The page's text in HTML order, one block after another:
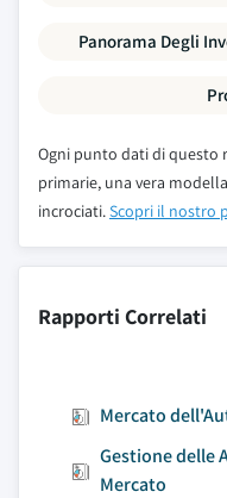
Panorama Degli
Ogni punto dati di questo
primarie, una vera
incrociati.Scopri il nostro
Rapporti Correlati
Mercato
Gestione delle
Mercato